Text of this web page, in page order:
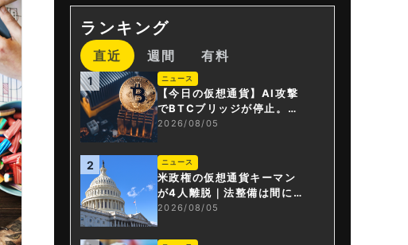
ランキング
直近 週間 有料
1 ニュース
【今日の仮想通貨】AI攻撃
でBTCブリッジが停止。金
融庁が「暗号資産・ステー
2026/08/05
2 ニュース
米政権の仮想通貨キーマン
が4人離脱｜法整備は間に合
うか
2026/08/05